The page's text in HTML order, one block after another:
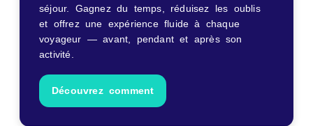
séjour. Gagnez du temps, réduisez les oublis
et offrez une expérience fluide à chaque
voyageur — avant, pendant et après son
activité.
Découvrez comment